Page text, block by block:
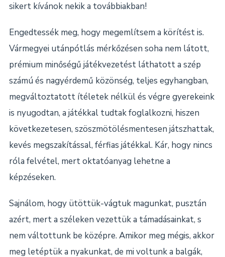
sikert kívánok nekik a továbbiakban!
Engedtessék meg, hogy megemlítsem a körítést is.
Vármegyei utánpótlás mérkőzésen soha nem látott,
prémium minőségű játékvezetést láthatott a szép
számú és nagyérdemű közönség, teljes egyhangban,
megváltoztatott ítéletek nélkül és végre gyerekeink
is nyugodtan, a játékkal tudtak foglalkozni, hiszen
következetesen, szöszmötölésmentesen játszhattak,
kevés megszakítással, férfias játékkal. Kár, hogy nincs
róla felvétel, mert oktatóanyag lehetne a
képzéseken.
Sajnálom, hogy ütöttük-vágtuk magunkat, pusztán
azért, mert a széleken vezettük a támadásainkat, s
nem váltottunk be középre. Amikor meg mégis, akkor
meg letéptük a nyakunkat, de mi voltunk a balgák,